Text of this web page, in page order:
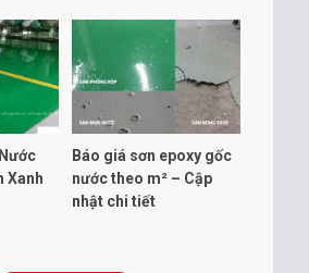
Xanh
Báo giá sơn epoxy gốc
nước theo m² – Cập
nhật chi tiết